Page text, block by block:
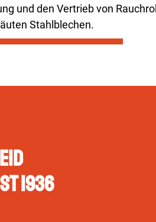
und den Vertrieb von
Stahlblechen.
1936